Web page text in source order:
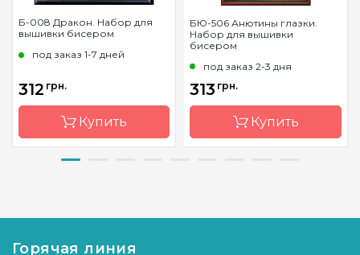
Б-008 Дракон. Набор для
вышивки бисером
под заказ 1-7 дней
312 грн.
Купить
производитель
БЮ-506 Анютины глазки.
Набор для вышивки
бисером
под заказ 2-3 дня
313 грн.
Купить
Горячая линия